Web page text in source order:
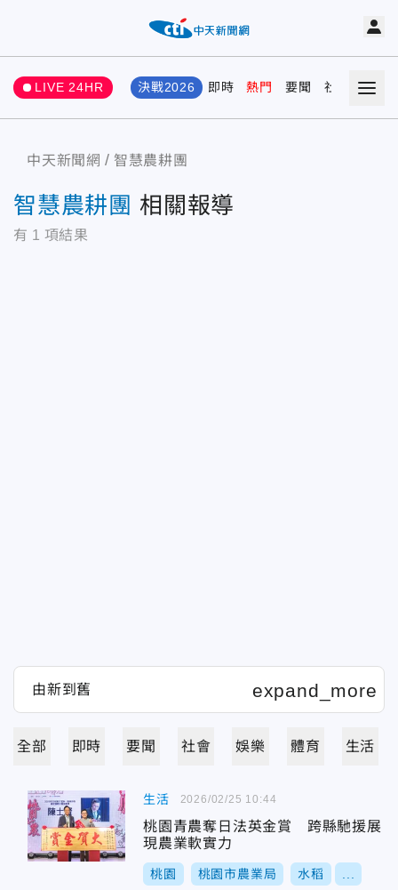
LIVE 24HR 決戰2026 即時 熱門 要聞 社會 娛樂
中天新聞網 智慧農耕團
智慧農耕團 相關報導
有 1 項結果
全部 即時 要聞 社會 娛樂 體育 生活
生活
桃園青農奪日法英金賞 跨縣馳援展
現農業軟實力
桃園 桃園市農業局 水稻
2026/02/25 10:44